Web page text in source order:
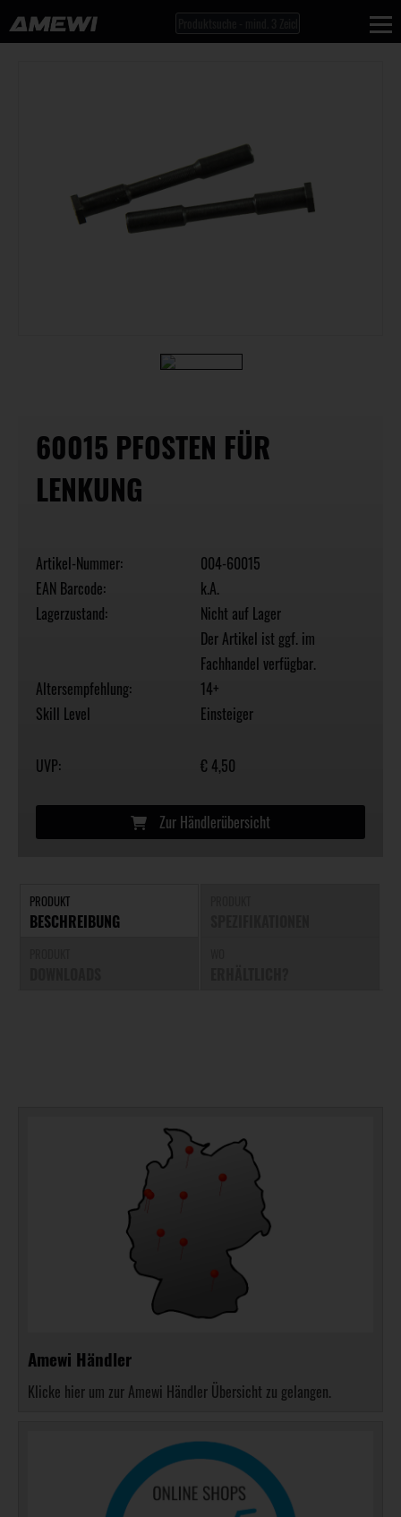
60015 PFOSTEN FÜR
LENKUNG
Artikel-Nummer:
004-60015
EAN Barcode:
k.A.
Lagerzustand:
Nicht auf Lager
Der Artikel ist ggf. im
Fachhandel verfügbar.
Altersempfehlung:
14+
Skill Level
Einsteiger
UVP: € 4,50
Zur Händlerübersicht
PRODUKT
BESCHREIBUNG
Amewi Händler
Klicke hier um zur Amewi Händler Übersicht zu gelangen.